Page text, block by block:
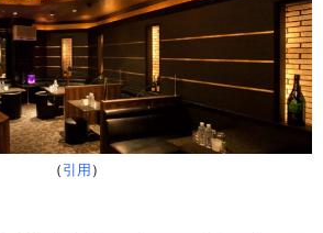
（ 引用 ）